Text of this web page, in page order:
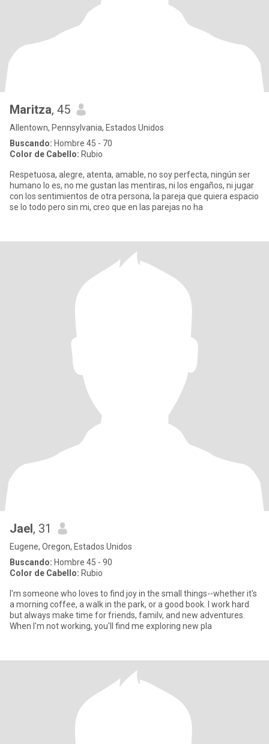
Maritza, 45
Allentown, Pennsylvania, Estados Unidos
Buscando: Hombre 45 - 70
Color de Cabello: Rubio
Respetuosa, alegre, atenta, amable, no soy perfecta, ningún ser
humano lo es, no me gustan las mentiras, ni los engaños, ni jugar
con los sentimientos de otra persona, la pareja que quiera espacio
se lo todo pero sin mi, creo que en las parejas no ha
Jael, 31
Eugene, Oregon, Estados Unidos
Buscando: Hombre 45 - 90
Color de Cabello: Rubio
I'm someone who loves to find joy in the small things--whether it's
a morning coffee, a walk in the park, or a good book. I work hard
but always make time for friends, familv, and new adventures.
When I'm not working, you'll find me exploring new pla